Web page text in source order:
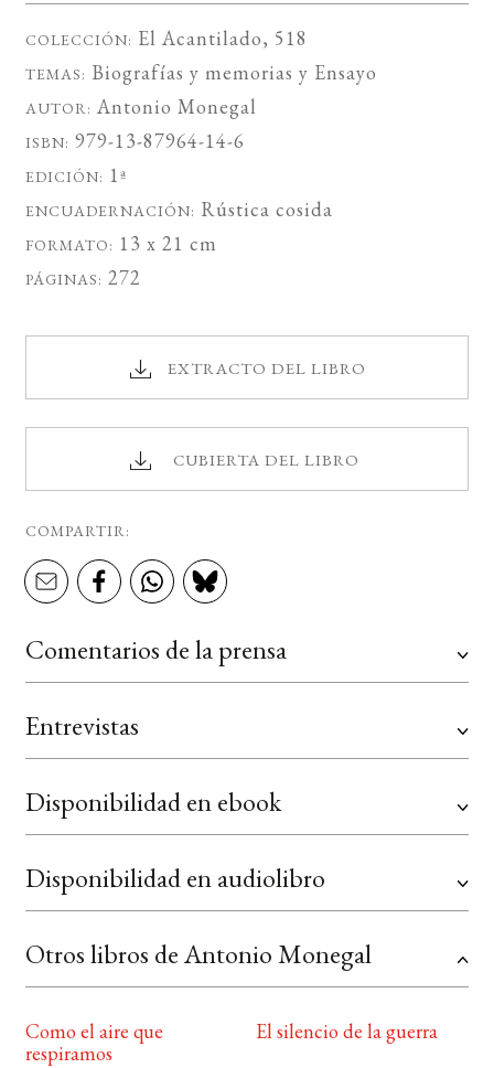
COLECCIÓN: El Acantilado, 518
TEMAS: Biografías y memorias y Ensayo
AUTOR: Antonio Monegal
ISBN: 979-13-87964-14-6
EDICIÓN: 1ª
ENCUADERNACIÓN: Rústica cosida
FORMATO: 13 x 21 cm
PÁGINAS: 272
EXTRACTO DEL LIBRO
CUBIERTA DEL LIBRO
COMPARTIR:
Comentarios de la prensa
Entrevistas
Disponibilidad en ebook
Disponibilidad en audiolibro
Otros libros de Antonio Monegal
Como el aire que
respiramos
El silencio de la guerra